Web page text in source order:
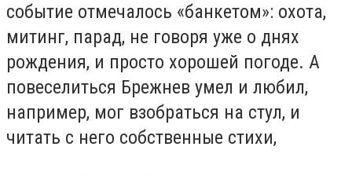
событие отмечалось «банкетом»: охота,
митинг, парад, не говоря уже о днях
рождения, и просто хорошей погоде. А
повеселиться Брежнев умел и любил,
например, мог взобраться на стул, и
читать с него собственные стихи,